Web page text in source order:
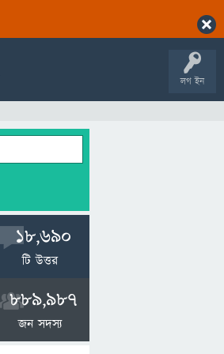
লগ ইন
18,690
টি উত্তর
889,987
জন সদস্য